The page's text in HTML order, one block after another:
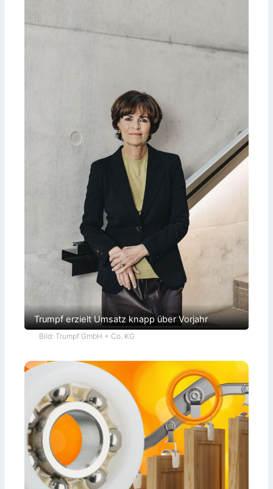
Trumpf erzielt Umsatz knapp über Vorjahr
Bild: Trumpf GmbH + Co. KG